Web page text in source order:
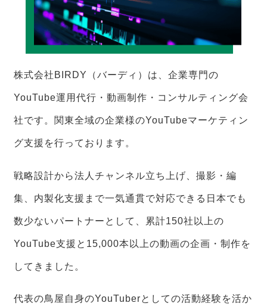
株式会社BIRDY（バーディ）は、企業専門の
YouTube運用代行・動画制作・コンサルティング会
社です。関東全域の企業様のYouTubeマーケティン
グ支援を行っております。
戦略設計から法人チャンネル立ち上げ、撮影・編
集、内製化支援まで一気通貫で対応できる日本でも
数少ないパートナーとして、累計150社以上の
YouTube支援と15,000本以上の動画の企画・制作を
してきました。
代表の鳥屋自身のYouTuberとしての活動経験を活か